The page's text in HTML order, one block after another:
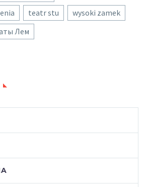
teatr stu
wysoki zamek
Лем